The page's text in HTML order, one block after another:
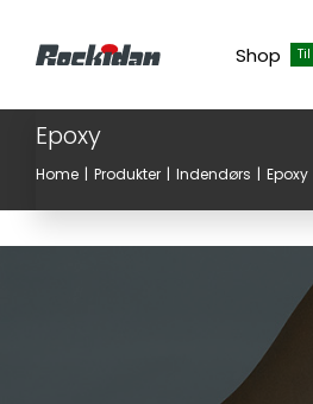
Shop
Epoxy
Home Produkter Indendørs Epoxy